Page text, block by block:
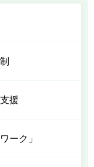
援
ーク」